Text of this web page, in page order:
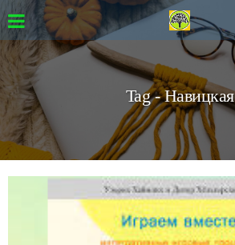
Tag - Навицкая